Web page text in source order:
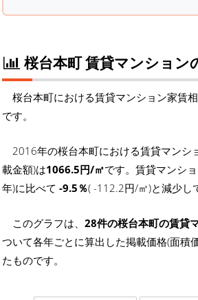
桜台本町 賃貸マンション
桜台本町における賃貸マンション家賃
です。
2016年の桜台本町における賃貸マンシ
載金額)は1066.5円/㎡です。賃貸マンシ
年)に比べて -9.5％( -112.2円/㎡)と減少し
このグラフは、 28件の桜台本町の賃貸
ついて各年ごとに算出した掲載価格(面積
たものです。